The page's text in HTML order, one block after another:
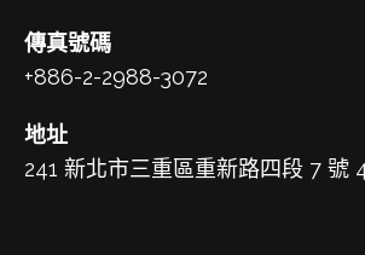
傳真號碼
+886-2-2988-3072
地址
241 新北市三重區重新路四段 7 號